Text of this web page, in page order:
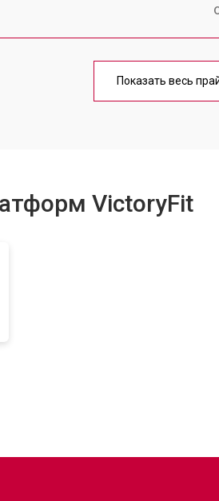
Показать весь
VictoryFit